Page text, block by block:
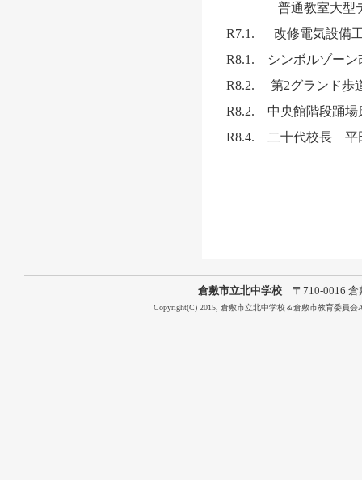
普通教室大型ディ
R7.1. 改修電気設備工
R8.1. シンボルゾーン
R8.2. 第2グランド歩
R8.2. 中央館階段踊場
R8.4. 二十代校長 平
倉敷市立北中学校 〒710-0016 倉
Copyright(C) 2015, 倉敷市立北中学校＆倉敷市教育委員